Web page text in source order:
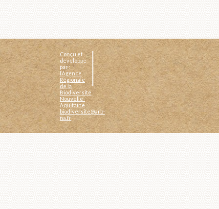
Conçu et
développé
par :
l’Agence
Régionale
de la
Biodiversité
Nouvelle-
Aquitaine
biodiversite@arb-
na.fr